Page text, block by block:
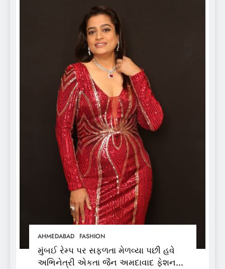
AHMEDABAD FASHION
મુંબઈ રેમ્પ પર સફળતા મેળવ્યા પછી હવે
અભિનેત્રી એકતા જૈન અમદાવાદ ફેશન